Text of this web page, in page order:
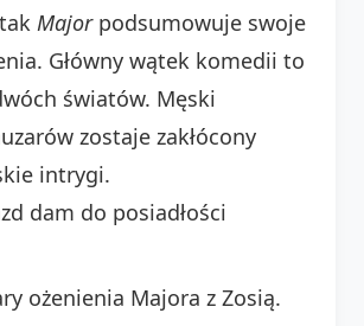
Majorpodsumowuje swoje
Główny wątek komedii to
światów. Męski
zostaje zakłócony
intrygi.
dam do posiadłości
ożenienia Majora z Zosią.